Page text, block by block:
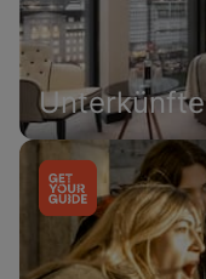
Unterkünfte